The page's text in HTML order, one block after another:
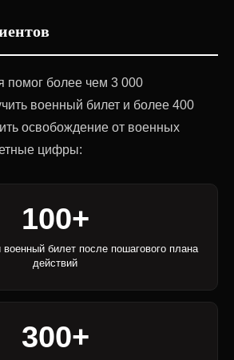
помог более чем 3 000
военный билет и более 400
освобождение от военных
цифры:
100+
билет после пошагового плана
действий
300+